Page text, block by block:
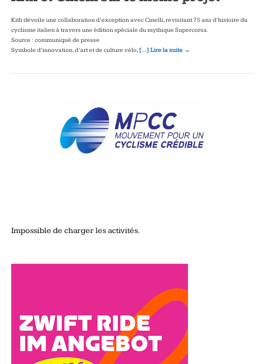
Kith dévoile une collaboration d’exception avec Cinelli, revisitant 75 ans d’histoire du
cyclisme italien à travers une édition spéciale du mythique Supercorsa.
Source : communiqué de presse
Symbole d’innovation, d’art et de culture vélo, […] Lire la suite →
Impossible de charger les activités.